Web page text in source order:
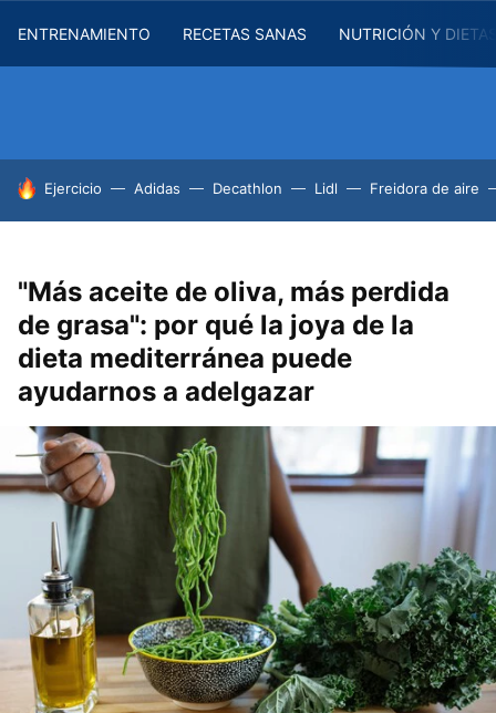
ENTRENAMIENTO RECETAS SANAS NUTRICIÓN Y
HOY SE HABLA DE
Ejercicio Adidas Decathlon Lidl Freidora de aire
"Más aceite de oliva, más perdida
de grasa": por qué la joya de la
dieta mediterránea puede
ayudarnos a adelgazar